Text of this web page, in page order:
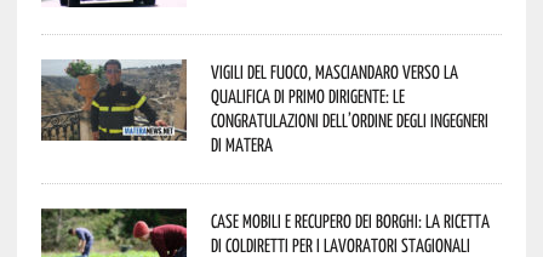
Vigili del Fuoco, Masciandaro verso la
qualifica di Primo Dirigente: le
congratulazioni dell’Ordine degli Ingegneri
di Matera
Case mobili e recupero dei borghi: la ricetta
di Coldiretti per i lavoratori stagionali